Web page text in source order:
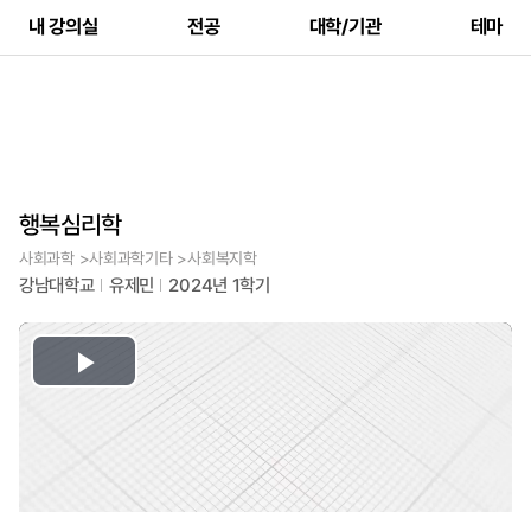
내 강의실 전공 대학/기관 테마
행복심리학
사회과학 >사회과학기타 >사회복지학
강남대학교 유제민 2024년 1학기
Play